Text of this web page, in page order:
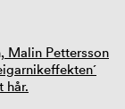
Malin Pettersson
hår.